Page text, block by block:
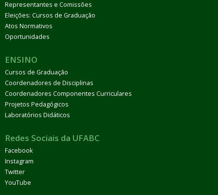
Representantes e Comissões
Eleições: Cursos de Graduação
Atos Normativos
Oportunidades
ENSINO
Cursos de Graduação
Coordenadores de Disciplinas
Coordenadores Componentes Curriculares
Projetos Pedagógicos
Laboratórios Didáticos
Redes Sociais da UFABC
Facebook
Instagram
Twitter
YouTube